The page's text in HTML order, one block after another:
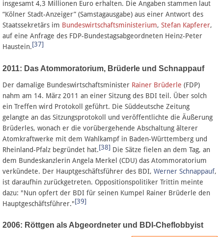
insgesamt 4,3 Millionen Euro erhalten. Die Angaben stammen laut
“Kölner Stadt-Anzeiger” (Samstagausgabe) aus einer Antwort des
Staatssekretärs im Bundeswirtschaftsministerium, Stefan Kapferer,
auf eine Anfrage des FDP-Bundestagsabgeordneten Heinz-Peter
Haustein.[37]
2011: Das Atommoratorium, Brüderle und Schnappauf
Der damalige Bundeswirtschaftsminister Rainer Brüderle (FDP)
nahm am 14. März 2011 an einer Sitzung des BDI teil. Über solch
ein Treffen wird Protokoll geführt. Die Süddeutsche Zeitung
gelangte an das Sitzungsprotokoll und veröffentlichte die Äußerung
Brüderles, wonach er die vorübergehende Abschaltung älterer
Atomkraftwerke mit dem Wahlkampf in Baden-Württemberg und
Rheinland-Pfalz begründet hat.[38] Die Sätze fielen an dem Tag, an
dem Bundeskanzlerin Angela Merkel (CDU) das Atommoratorium
verkündete. Der Hauptgeschäftsführer des BDI, Werner Schnappauf,
ist daraufhin zurückgetreten. Oppositionspolitiker Trittin meinte
dazu: "Nun opfert der BDI für seinen Kumpel Rainer Brüderle den
Hauptgeschäftsführer."[39]
2006: Röttgen als Abgeordneter und BDI-Cheflobbyist